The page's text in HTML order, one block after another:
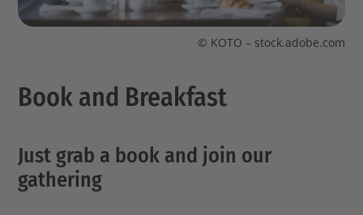
© KOTO – stock.adobe.com
Book and Breakfast
Just grab a book and join our
gathering
Kontakt
Katalog
other languages